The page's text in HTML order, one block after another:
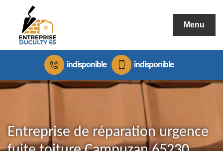
Menu
indisponible indisponible
Entreprise de réparation urgence